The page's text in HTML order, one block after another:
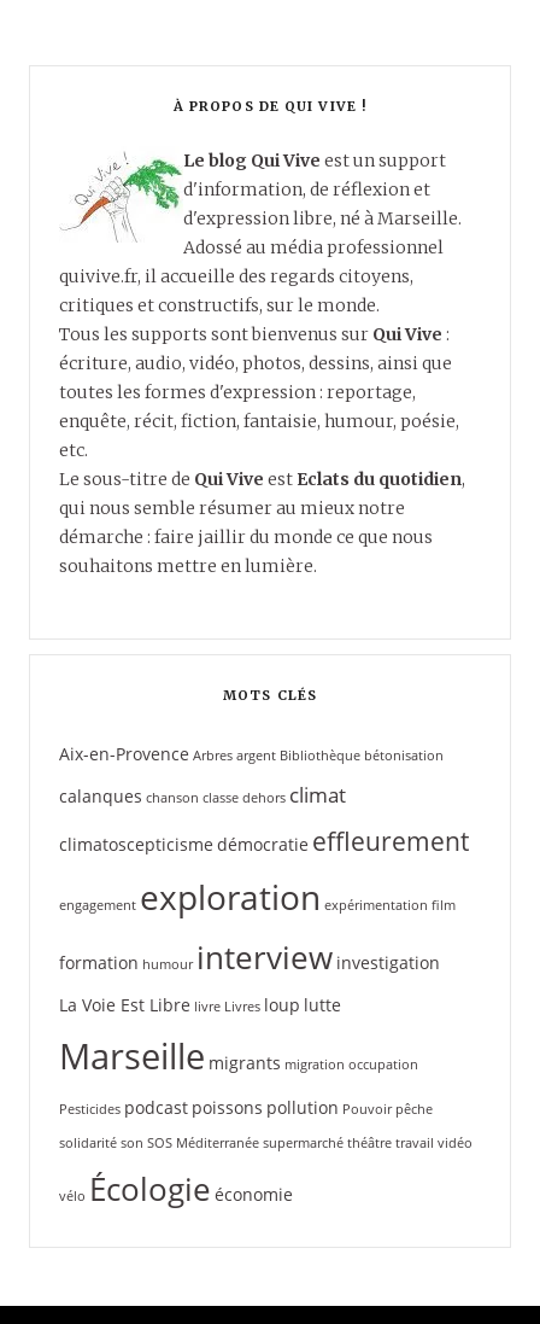
À PROPOS DE QUI VIVE !
Le blog Qui Vive est un support
d'information, de réflexion et
d'expression libre, né à Marseille.
Adossé au média professionnel
quivive.fr, il accueille des regards citoyens,
critiques et constructifs, sur le monde.
Tous les supports sont bienvenus sur Qui Vive :
écriture, audio, vidéo, photos, dessins, ainsi que
toutes les formes d'expression : reportage,
enquête, récit, fiction, fantaisie, humour, poésie,
etc.
Le sous-titre de Qui Vive est Eclats du quotidien,
qui nous semble résumer au mieux notre
démarche : faire jaillir du monde ce que nous
souhaitons mettre en lumière.
MOTS CLÉS
Aix-en-Provence Arbres argent Bibliothèque bétonisation
calanques chanson classe dehors climat
climatoscepticisme démocratie effleurement
engagement exploration expérimentation film
formation humour interview investigation
La Voie Est Libre livre Livres loup lutte
Marseille migrants migration occupation
Pesticides podcast poissons pollution Pouvoir pêche
solidarité son SOS Méditerranée supermarché théâtre travail vidéo
vélo Écologie économie